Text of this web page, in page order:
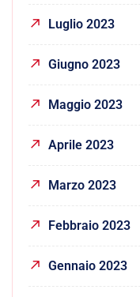
Luglio 2023
Giugno 2023
Maggio 2023
Aprile 2023
Marzo 2023
Febbraio 2023
Gennaio 2023